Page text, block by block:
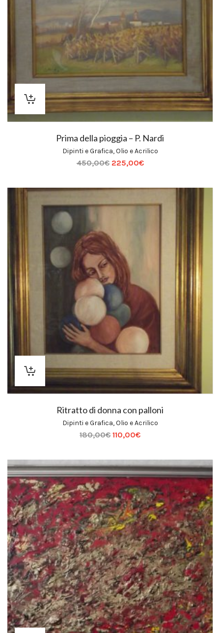
Prima della pioggia – P. Nardi
Dipinti e Grafica,Olio e Acrilico
450,00€ 225,00€
Ritratto di donna con palloni
Dipinti e Grafica,Olio e Acrilico
180,00€ 110,00€